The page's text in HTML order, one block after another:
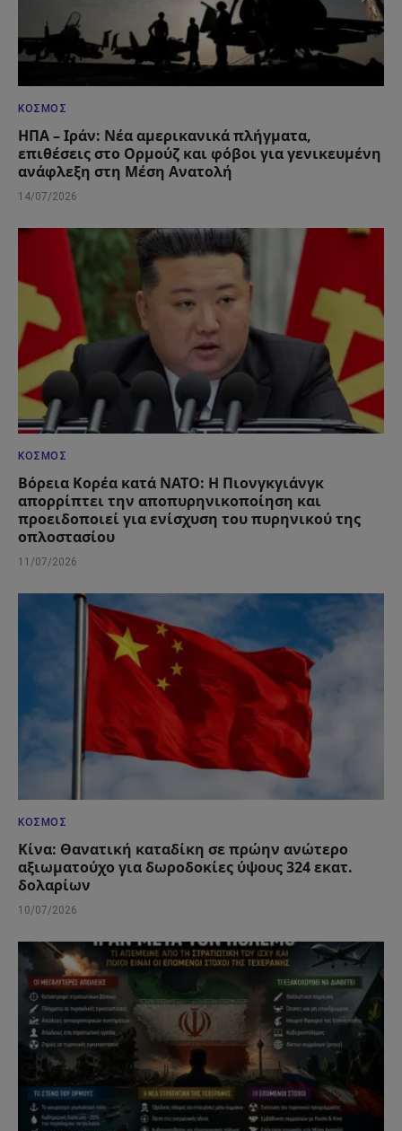
ΚΌΣΜΟΣ
ΗΠΑ – Ιράν: Νέα αμερικανικά πλήγματα,
επιθέσεις στο Ορμούζ και φόβοι για γενικευμένη
ανάφλεξη στη Μέση Ανατολή
14/07/2026
ΚΌΣΜΟΣ
Βόρεια Κορέα κατά ΝΑΤΟ: Η Πιονγκγιάνγκ
απορρίπτει την αποπυρηνικοποίηση και
προειδοποιεί για ενίσχυση του πυρηνικού της
οπλοστασίου
11/07/2026
ΚΌΣΜΟΣ
Κίνα: Θανατική καταδίκη σε πρώην ανώτερο
αξιωματούχο για δωροδοκίες ύψους 324 εκατ.
δολαρίων
10/07/2026